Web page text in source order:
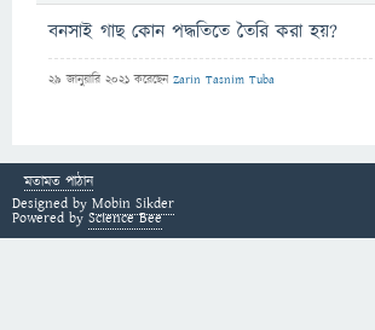
বনসাই গাছ কোন পদ্ধতিতে তৈরি করা হয়?
29 জানুয়ারি 2021 করেছেন Zarin Tasnim Tuba
মতামত পাঠান
Designed by Mobin Sikder
Powered by Science Bee